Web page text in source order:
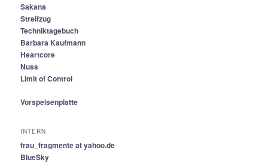
Sakana
Streifzug
Techniktagebuch
Barbara Kaufmann
Heartcore
Nuss
Limit of Control
Vorspeisenplatte
INTERN
frau_fragmente at yahoo.de
BlueSky